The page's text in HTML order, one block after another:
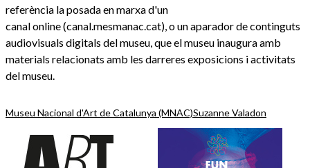
referència la posada en marxa d'un
canal online (canal.mesmanac.cat), o un aparador de continguts
audiovisuals digitals del museu, que el museu inaugura amb
materials relacionats amb les darreres exposicions i activitats
del museu.
Museu Nacional d'Art de Catalunya (MNAC)Suzanne Valadon